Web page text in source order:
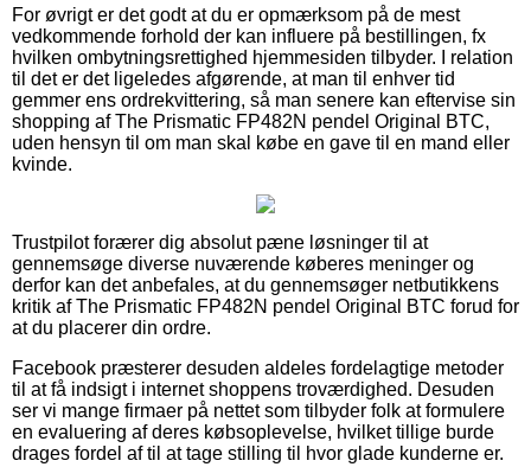
For øvrigt er det godt at du er opmærksom på de mest
vedkommende forhold der kan influere på bestillingen, fx
hvilken ombytningsrettighed hjemmesiden tilbyder. I relation
til det er det ligeledes afgørende, at man til enhver tid
gemmer ens ordrekvittering, så man senere kan eftervise sin
shopping af The Prismatic FP482N pendel Original BTC,
uden hensyn til om man skal købe en gave til en mand eller
kvinde.
Trustpilot forærer dig absolut pæne løsninger til at
gennemsøge diverse nuværende køberes meninger og
derfor kan det anbefales, at du gennemsøger netbutikkens
kritik af The Prismatic FP482N pendel Original BTC forud for
at du placerer din ordre.
Facebook præsterer desuden aldeles fordelagtige metoder
til at få indsigt i internet shoppens troværdighed. Desuden
ser vi mange firmaer på nettet som tilbyder folk at formulere
en evaluering af deres købsoplevelse, hvilket tillige burde
drages fordel af til at tage stilling til hvor glade kunderne er.